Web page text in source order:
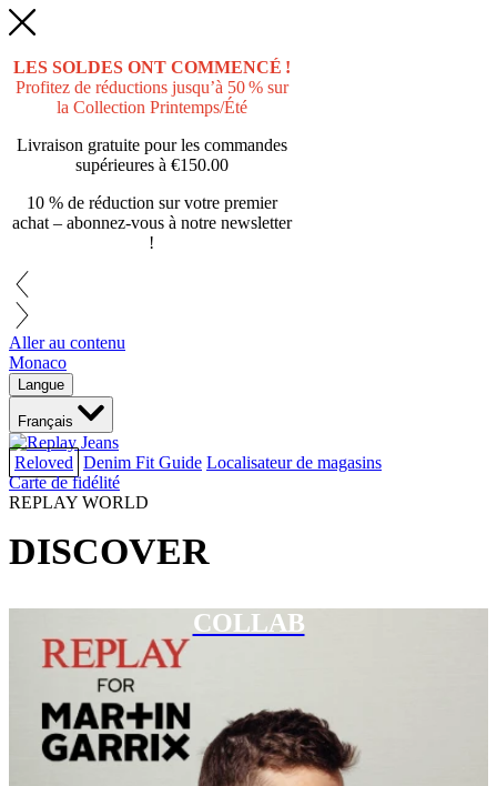
LES SOLDES ONT COMMENCÉ !
Profitez de réductions jusqu’à 50 % sur
la Collection Printemps/Été
Livraison gratuite pour les commandes
supérieures à €150.00
10 % de réduction sur votre premier
achat – abonnez-vous à notre newsletter
!
Aller au contenu
Monaco
Langue
Français
Reloved Denim Fit Guide Localisateur de magasins
Carte de fidélité
REPLAY WORLD
DISCOVER
COLLAB